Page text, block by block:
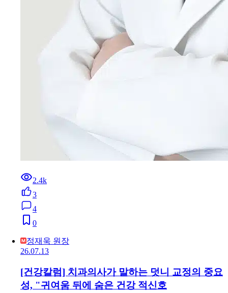
2.4k
3
4
0
정재욱 원장
26.07.13
[건강칼럼] 치과의사가 말하는 덧니 교정의 중요
성, "귀여움 뒤에 숨은 건강 적신호